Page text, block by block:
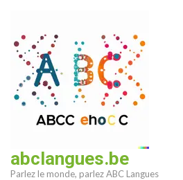
contenu
(Pressez
Entrée)
abclangues.be
Parlez le monde, parlez ABC Langues